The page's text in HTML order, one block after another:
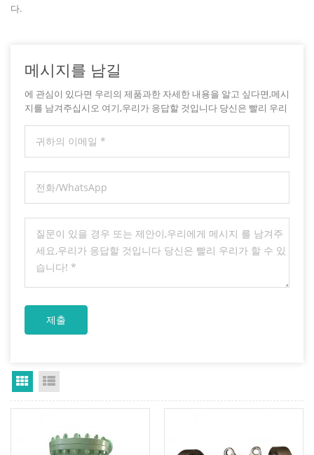
다.
메시지를 남길
에 관심이 있다면 우리의 제품과한 자세한 내용을 알고 싶다면,메시
지를 남겨주십시오 여기,우리가 응답할 것입니다 당신은 빨리 우리
Grid View